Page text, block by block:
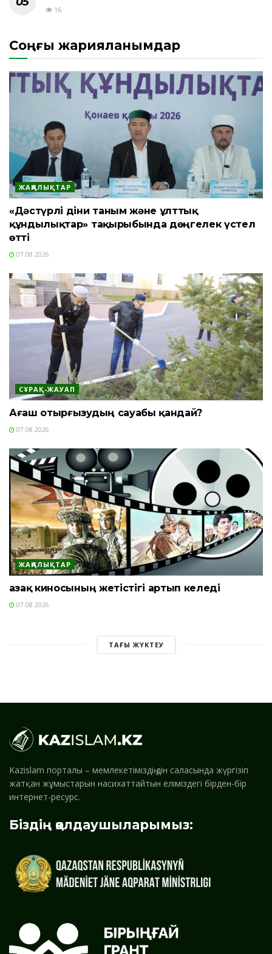
16
Соңғы жарияланымдар
ЖАҢАЛЫҚТАР
«Дәстүрлі діни таным және ұлттық
құндылықтар» тақырыбында дөңгелек үстел
өтті
07.08.2026
СҰРАҚ-ЖАУАП
Ағаш отырғызудың сауабы қандай?
07.08.2026
ЖАҢАЛЫҚТАР
Қазақ киносының жетістігі артып келеді
07.08.2026
ТАҒЫ ЖҮКТЕУ
Kazislam порталы – мемлекетіміздің дін саласында жүргізіп
жатқан жұмыстарын насихаттайтын еліміздегі бірден-бір
интернет-ресурс.
Біздің қолдаушыларымыз: